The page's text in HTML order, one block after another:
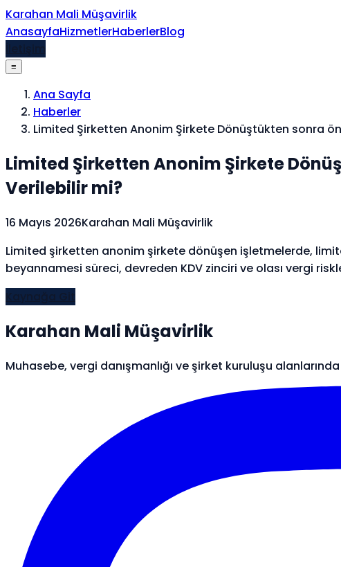
İçeriğe atla
Karahan Mali Müşavirlik
AnasayfaHizmetlerHaberlerBlog
≡
Ana Sayfa
Haberler
Limited Şirketten Anonim Şirkete Dönüştükten sonra
Limited Şirketten Anonim Şirkete
Verilebilir mi?
16 Mayıs 2026Karahan Mali Müşavirlik
Limited şirketten anonim şirkete dönüşen işletmelerde,
beyannamesi süreci, devreden KDV zinciri ve olası vergi
Karahan Mali Müşavirlik
Muhasebe, vergi danışmanlığı ve şirket kuruluşu